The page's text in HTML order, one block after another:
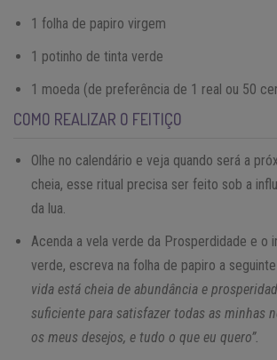
1 folha de papiro virgem
1 potinho de tinta verde
1 moeda (de preferência de 1 real ou 50
COMO REALIZAR O FEITIÇO
Olhe no calendário e veja quando será a
cheia, esse ritual precisa ser feito sob a
da lua.
Acenda a vela verde da Prosperdidade e o
verde, escreva na folha de papiro a
vida está cheia de abundância e
suficiente para satisfazer todas as minhas
os meus desejos, e tudo o que eu quero”.